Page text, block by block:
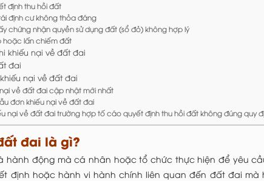
định thu hồi đất
định cư không thỏa đáng
chứng nhận quyền sử dụng đất (sổ đỏ) không hợp lý
hoặc lấn chiếm đất
khiếu nại về đất đai
đai
nại về đất đai
về đất đai cập nhật mới nhất
đơn khiếu nại về đất đai
nại về đất đai trường hợp tố cáo quyết định thu hồi đất không đúng quy
đai là gì?
hành động mà cá nhân hoặc tổ chức thực hiện để yêu
định hoặc hành vi hành chính liên quan đến đất đai